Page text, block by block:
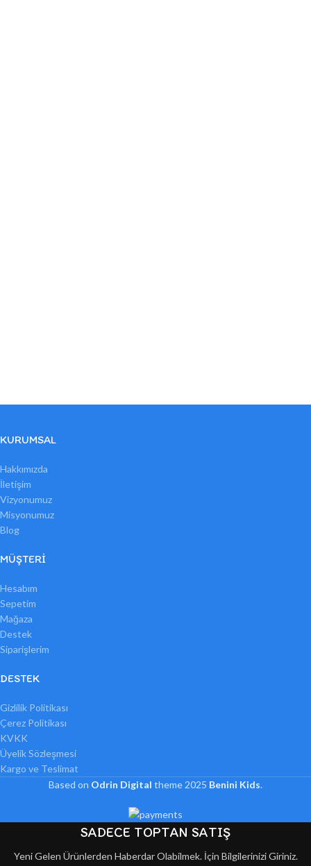
KURUMSAL
Hakkımızda
İletişim
Vizyonumuz
Misyonumuz
Blog
MÜŞTERI
Hesabım
Sepetim
Mağaza
Destek
Siparişlerim
DESTEK
Gizlilik Politikası
Çerez Politikası
KVKK
Üyelik Sözleşmesi
Kargo ve Teslimat
Based on Odrin Digital theme 2025 Benini Kids.
SADECE TOPTAN SATIŞ
Yeni Gelen Ürünlerden Haberdar Olabilmek. İçin Bilgilerinizi Giriniz.